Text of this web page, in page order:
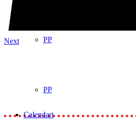
PP
Calendari
PP
Next